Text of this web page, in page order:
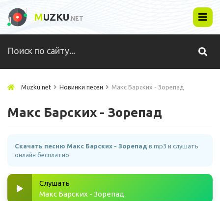
MUZKU.NET
Muzku.net Новинки песен Макс Барских - Зорепад
Макс Барских - Зорепад
Скачать песню Макс Барских - Зорепад в mp3 и слушать
онлайн бесплатно
Слушать
Макс Барских - Зорепад